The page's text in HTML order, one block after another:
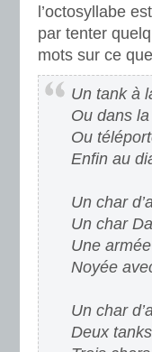
l’octosyllabe
par tenter
mots sur ce
Un tank à
Ou dans
Ou
Enfin au
Un char
Un char
Une
Noyée
Un char
Deux